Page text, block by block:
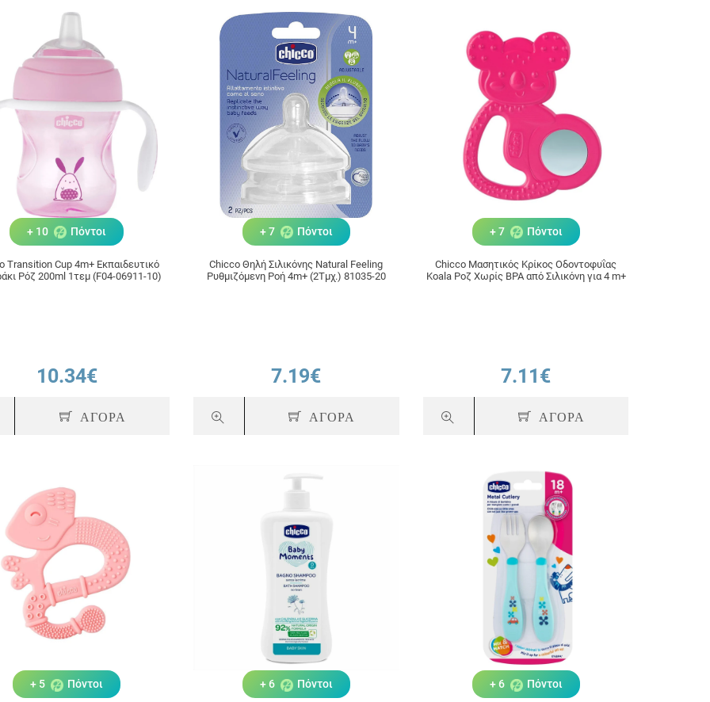
+ 10 Πόντοι
Transition Cup 4m+ Εκπαιδευτικό
Ρόζ 200ml 1τεμ (F04-06911-10)
10.34€
ΑΓΟΡΑ
+ 7 Πόντοι
Chicco Θηλή Σιλικόνης Natural Feeling
Ρυθμιζόμενη Ροή 4m+ (2Τμχ.) 81035-20
7.19€
ΑΓΟΡΑ
+ 7 Πόντοι
Chicco Μασητικός Κρίκος Οδοντοφυΐας
Koala Ροζ Χωρίς BPA από Σιλικόνη για 4 m+
7.11€
ΑΓΟΡΑ
+ 5 Πόντοι + 6 Πόντοι + 6 Πόντοι